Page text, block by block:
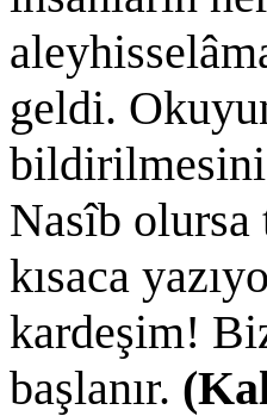
geldi.
bildirilmesini
Nasîb
kısaca
kardeşim!
başlanır.